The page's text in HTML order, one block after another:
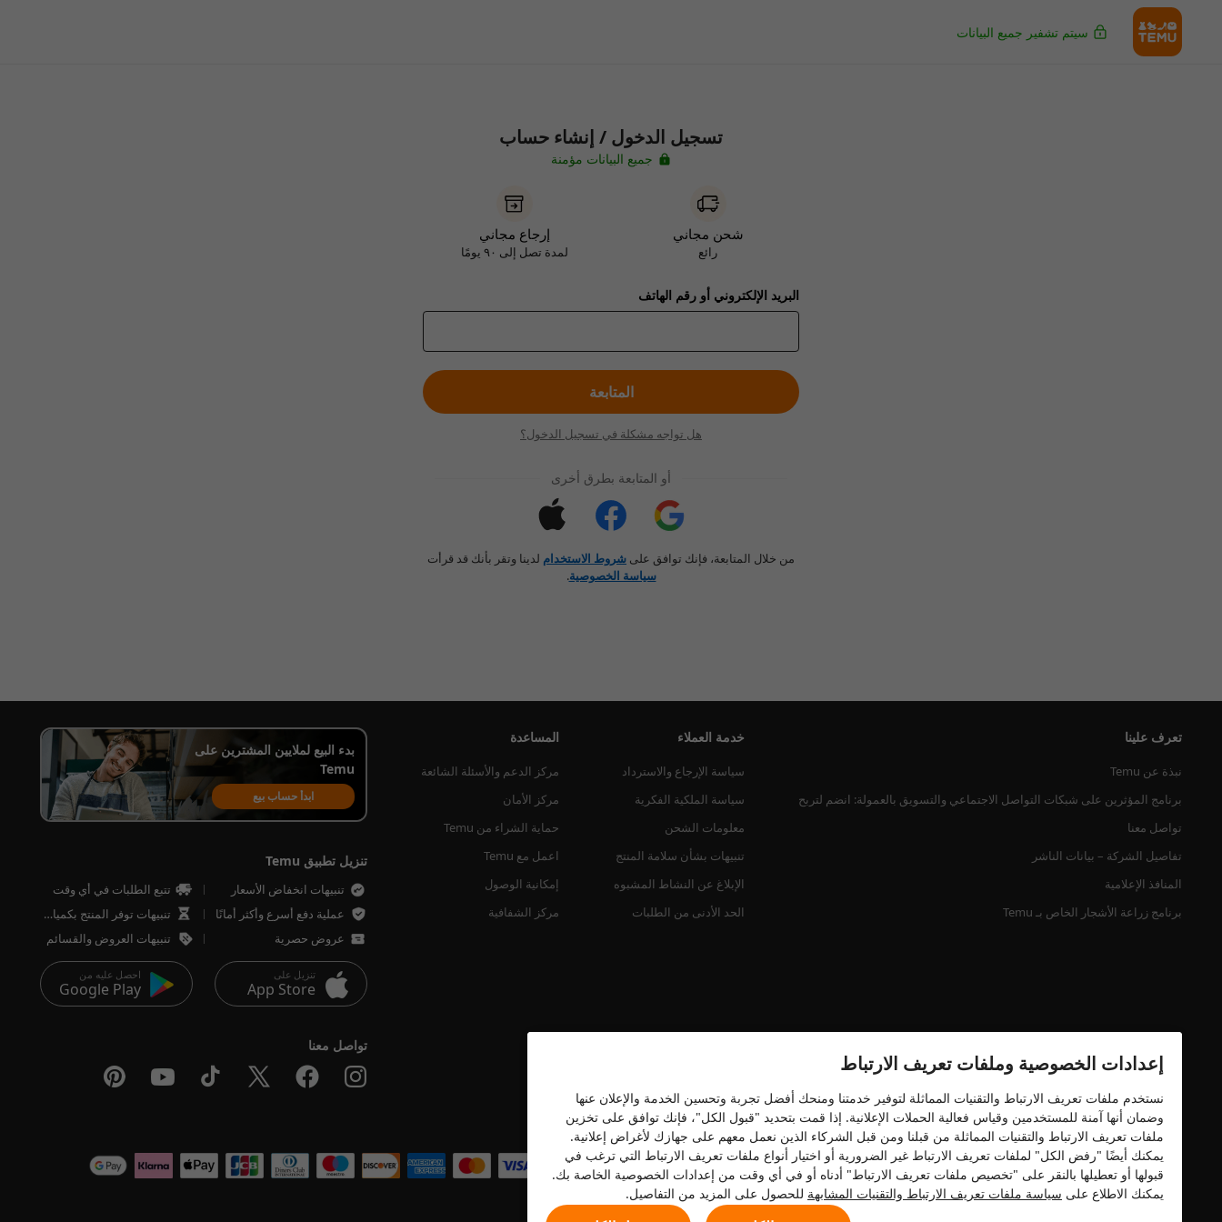
سيتم تشفير جميع البيانات
تسجيل الدخول / إنشاء حساب
جميع البيانات مؤمنة
شحن مجاني
رائع
إرجاع مجاني
لمدة تصل إلى ٩٠ يومًا
البريد الإلكتروني أو رقم الهاتف
المتابعة
هل تواجه مشكلة في تسجيل الدخول؟
أو المتابعة بطرق أخرى
من خلال المتابعة، فإنك توافق على شروط الاستخدام لدينا وتقر بأنك قد قرأت
سياسة الخصوصية.
تعرف علينا
نبذة عن Temu
برنامج المؤثرين على شبكات التواصل الاجتماعي والتسويق بالعمولة: انضم لتربح
تواصل معنا
تفاصيل الشركة – بيانات الناشر
المنافذ الإعلامية
برنامج زراعة الأشجار الخاص بـ Temu
خدمة العملاء
سياسة الإرجاع والاسترداد
سياسة الملكية الفكرية
معلومات الشحن
تنبيهات بشأن سلامة المنتج
الإبلاغ عن النشاط المشبوه
الحد الأدنى من الطلبات
المساعدة
مركز الدعم والأسئلة الشائعة
مركز الأمان
حماية الشراء من Temu
اعمل مع Temu
إمكانية الوصول
مركز الشفافية
بدء البيع لملايين المشترين على
Temu
ابدأ حساب بيع
تنزيل تطبيق Temu
تنبيهات انخفاض الأسعار
تتبع الطلبات في أي وقت
عملية دفع أسرع وأكثر أمانًا
تنبيهات توفر المنتج بكميات محدودة
عروض حصرية
تنبيهات العروض والقسائم
تنزيل على
App Store
احصل عليه من
Google Play
تواصل معنا
شهادة الأمان نحن نقبل
إعدادات الخصوصية وملفات تعريف الارتباط
نستخدم ملفات تعريف الارتباط والتقنيات المماثلة لتوفير خدمتنا ومنحك أفضل تجربة وتحسين الخدمة والإعلان عنها
وضمان أنها آمنة للمستخدمين وقياس فعالية الحملات الإعلانية. إذا قمت بتحديد "قبول الكل"، فإنك توافق على تخزين
ملفات تعريف الارتباط والتقنيات المماثلة من قبلنا ومن قبل الشركاء الذين نعمل معهم على جهازك لأغراض إعلانية.
يمكنك أيضًا "رفض الكل" لملفات تعريف الارتباط غير الضرورية أو اختيار أنواع ملفات تعريف الارتباط التي ترغب في
قبولها أو تعطيلها بالنقر على "تخصيص ملفات تعريف الارتباط" أدناه أو في أي وقت من إعدادات الخصوصية الخاصة بك.
يمكنك الاطلاع على سياسة ملفات تعريف الارتباط والتقنيات المشابهة للحصول على المزيد من التفاصيل.